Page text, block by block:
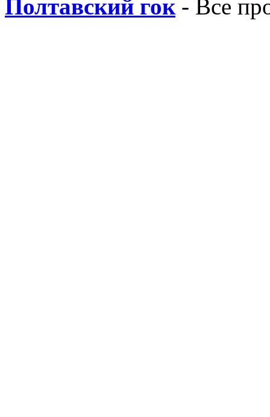
Полтавский гок- Все